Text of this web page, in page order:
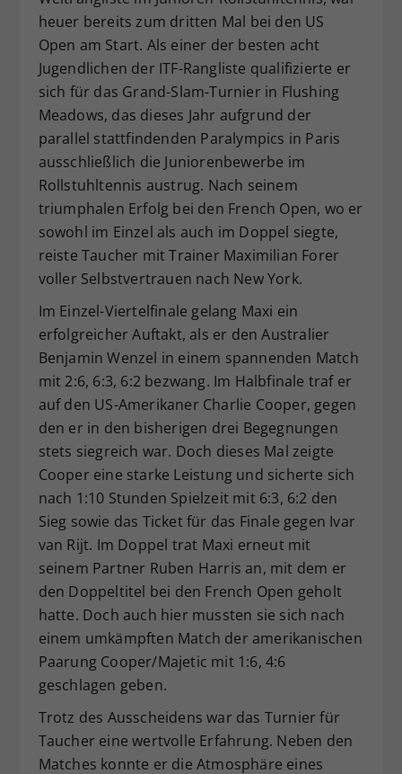
heuer bereits zum dritten Mal bei den US
Open am Start. Als einer der besten acht
Jugendlichen der ITF-Rangliste qualifizierte er
sich für das Grand-Slam-Turnier in Flushing
Meadows, das dieses Jahr aufgrund der
parallel stattfindenden Paralympics in Paris
ausschließlich die Juniorenbewerbe im
Rollstuhltennis austrug. Nach seinem
triumphalen Erfolg bei den French Open, wo er
sowohl im Einzel als auch im Doppel siegte,
reiste Taucher mit Trainer Maximilian Forer
voller Selbstvertrauen nach New York.
Im Einzel-Viertelfinale gelang Maxi ein
erfolgreicher Auftakt, als er den Australier
Benjamin Wenzel in einem spannenden Match
mit 2:6, 6:3, 6:2 bezwang. Im Halbfinale traf er
auf den US-Amerikaner Charlie Cooper, gegen
den er in den bisherigen drei Begegnungen
stets siegreich war. Doch dieses Mal zeigte
Cooper eine starke Leistung und sicherte sich
nach 1:10 Stunden Spielzeit mit 6:3, 6:2 den
Sieg sowie das Ticket für das Finale gegen Ivar
van Rijt. Im Doppel trat Maxi erneut mit
seinem Partner Ruben Harris an, mit dem er
den Doppeltitel bei den French Open geholt
hatte. Doch auch hier mussten sie sich nach
einem umkämpften Match der amerikanischen
Paarung Cooper/Majetic mit 1:6, 4:6
geschlagen geben.
Trotz des Ausscheidens war das Turnier für
Taucher eine wertvolle Erfahrung. Neben den
Matches konnte er die Atmosphäre eines
Zweck
Dieser Wert speichert Ihre Consent-
Einstellungen. Unter anderem eine
zufällig generierte ID, für die
historische Speicherung Ihrer
vorgenommen Einstellungen, falls der
Webseiten-Betreiber dies eingestellt
hat.